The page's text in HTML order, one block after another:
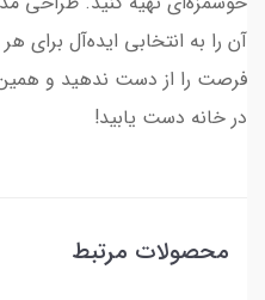
آن را به انتخابی ایده‌آل برای
فرصت را از دست ندهید و
در خانه دست یابید!
محصولات مرتبط